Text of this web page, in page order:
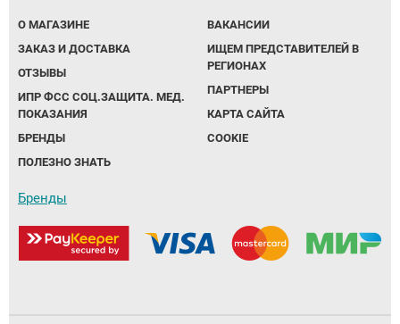
О МАГАЗИНЕ
ЗАКАЗ И ДОСТАВКА
ОТЗЫВЫ
ИПР ФСС СОЦ.ЗАЩИТА. МЕД.
ПОКАЗАНИЯ
БРЕНДЫ
ПОЛЕЗНО ЗНАТЬ
ВАКАНСИИ
ИЩЕМ ПРЕДСТАВИТЕЛЕЙ В
РЕГИОНАХ
ПАРТНЕРЫ
КАРТА САЙТА
COOKIE
Бренды